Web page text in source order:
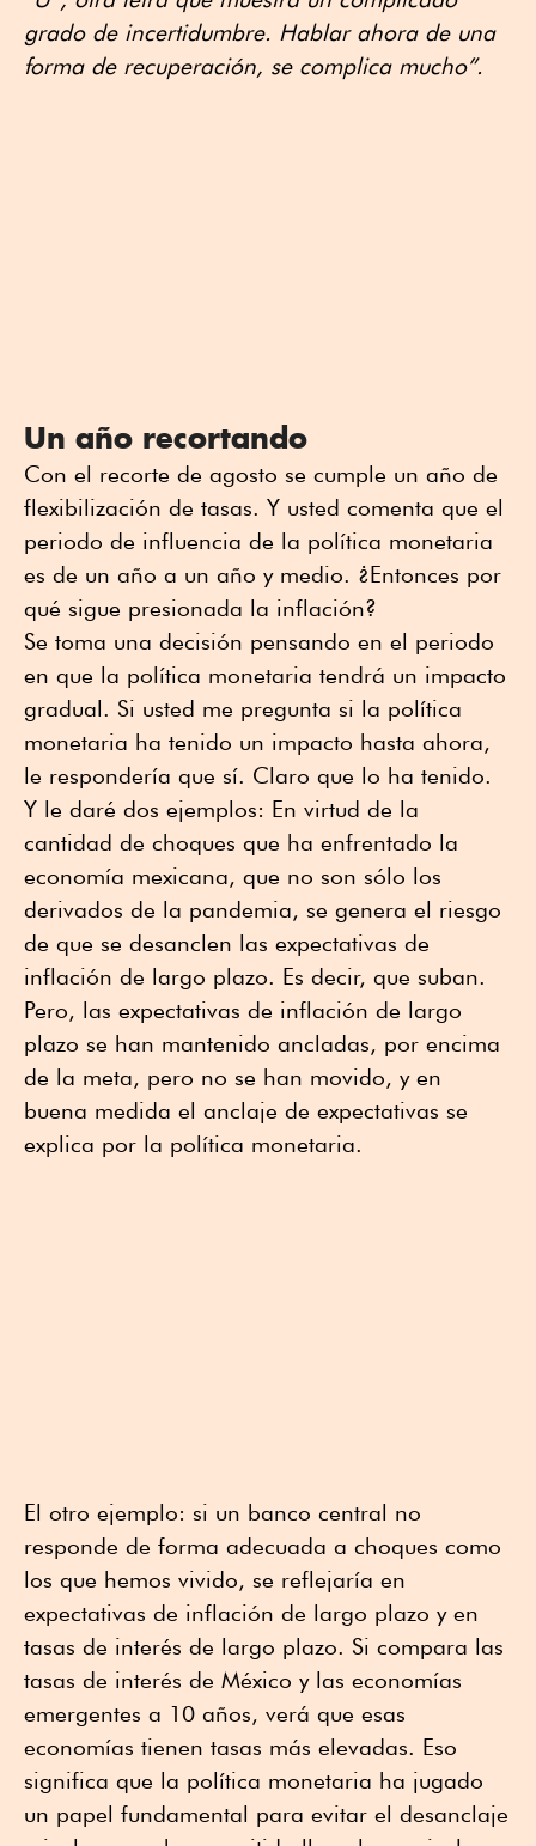
grado de incertidumbre. Hablar ahora de una
forma de recuperación, se complica mucho”.
Un año recortando
Con el recorte de agosto se cumple un año de
flexibilización de tasas. Y usted comenta que el
periodo de influencia de la política monetaria
es de un año a un año y medio. ¿Entonces por
qué sigue presionada la inflación?
Se toma una decisión pensando en el periodo
en que la política monetaria tendrá un impacto
gradual. Si usted me pregunta si la política
monetaria ha tenido un impacto hasta ahora,
le respondería que sí. Claro que lo ha tenido.
Y le daré dos ejemplos: En virtud de la
cantidad de choques que ha enfrentado la
economía mexicana, que no son sólo los
derivados de la pandemia, se genera el riesgo
de que se desanclen las expectativas de
inflación de largo plazo. Es decir, que suban.
Pero, las expectativas de inflación de largo
plazo se han mantenido ancladas, por encima
de la meta, pero no se han movido, y en
buena medida el anclaje de expectativas se
explica por la política monetaria.
El otro ejemplo: si un banco central no
responde de forma adecuada a choques como
los que hemos vivido, se reflejaría en
expectativas de inflación de largo plazo y en
tasas de interés de largo plazo. Si compara las
tasas de interés de México y las economías
emergentes a 10 años, verá que esas
economías tienen tasas más elevadas. Eso
significa que la política monetaria ha jugado
un papel fundamental para evitar el desanclaje